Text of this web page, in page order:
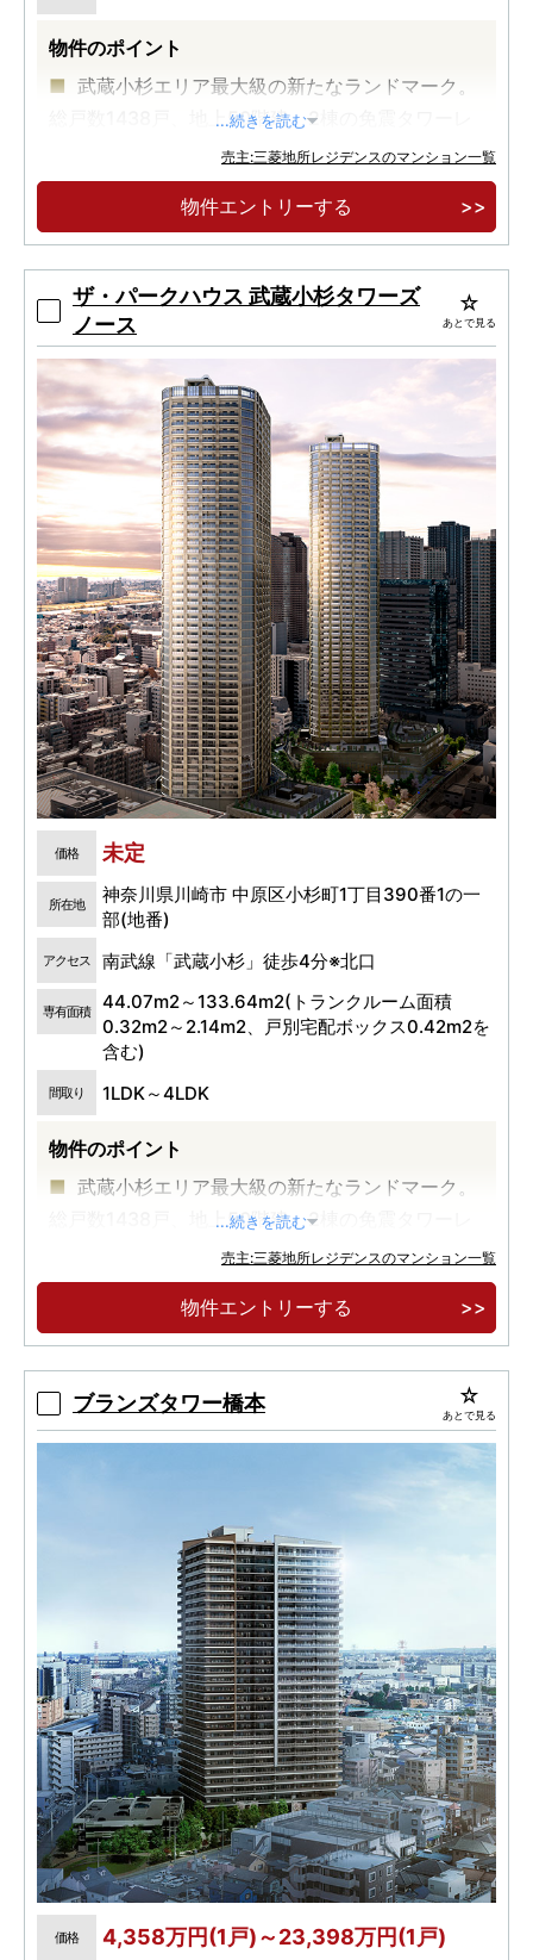
物件のポイント
武蔵小杉エリア最大級の新たなランドマーク。
総戸数1438戸、地上50階建、2棟の免震タワーレ
「武蔵小杉」駅徒歩3分×20,000m2超の広大な
敷地に誕生する医療・教育・住宅・商業のまち一
体型複合開発
「大地から生える二本の大樹」。武蔵小杉初の
ザ・パークハウス×建築家・隈研吾氏による建築デ
ザイン
...続きを読む
売主:三菱地所レジデンスのマンション一覧
物件エントリーする
ザ・パークハウス 武蔵小杉タワーズ
ノース
あとで見る
価格 未定
所在地
神奈川県川崎市 中原区小杉町1丁目390番1の一
部(地番)
アクセス 南武線「武蔵小杉」徒歩4分※北口
専有面積
44.07m2～133.64m2(トランクルーム面積
0.32m2～2.14m2、戸別宅配ボックス0.42m2を
含む)
間取り 1LDK～4LDK
物件のポイント
武蔵小杉エリア最大級の新たなランドマーク。
総戸数1438戸、地上50階建、2棟の免震タワーレ
「武蔵小杉」駅徒歩3分×20,000m2超の広大な
敷地に誕生する医療・教育・住宅・商業のまち一
体型複合開発
「大地から生える二本の大樹」。武蔵小杉初の
ザ・パークハウス×建築家・隈研吾氏による建築デ
...続きを読む
売主:三菱地所レジデンスのマンション一覧
物件エントリーする
ブランズタワー橋本 あとで見る
価格 4,358万円(1戸)～23,398万円(1戸)